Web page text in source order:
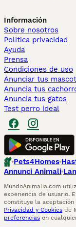
Información
Sobre nosotros
Politica privacidad
Ayuda
Prensa
Condiciones de uso
Anunciar tus
Anuncia tus
Anuncia tus gatos
Test perro ideal
Pets4Homes
Annunci Animali
MundoAnimalia.com
experiencia de usuario.
constituye la aceptación
Privacidad y Cookies de
preferencias en